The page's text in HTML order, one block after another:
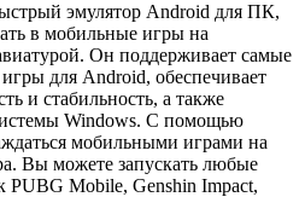
эмулятор Android для ПК,
в мобильные игры на
Он поддерживает самые
для Android, обеспечивает
и стабильность, а также
Windows. С помощью
мобильными играми на
Вы можете запускать любые
PUBG Mobile, Genshin Impact,